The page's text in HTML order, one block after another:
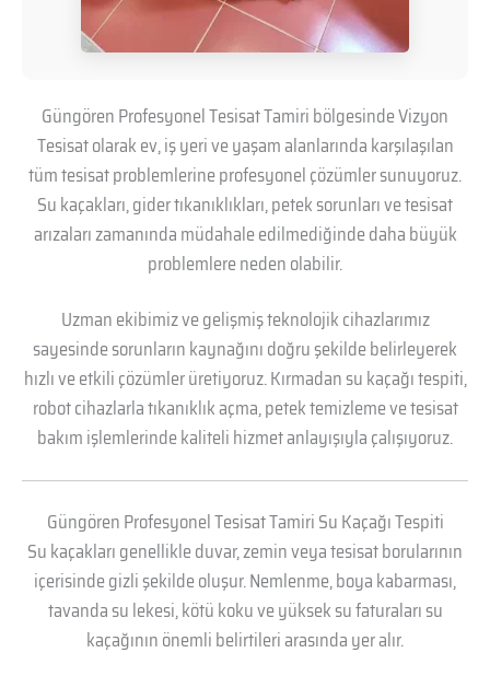
Güngören Profesyonel Tesisat Tamiri bölgesinde Vizyon
Tesisat olarak ev, iş yeri ve yaşam alanlarında karşılaşılan
tüm tesisat problemlerine profesyonel çözümler sunuyoruz.
Su kaçakları, gider tıkanıklıkları, petek sorunları ve tesisat
arızaları zamanında müdahale edilmediğinde daha büyük
problemlere neden olabilir.
Uzman ekibimiz ve gelişmiş teknolojik cihazlarımız
sayesinde sorunların kaynağını doğru şekilde belirleyerek
hızlı ve etkili çözümler üretiyoruz. Kırmadan su kaçağı tespiti,
robot cihazlarla tıkanıklık açma, petek temizleme ve tesisat
bakım işlemlerinde kaliteli hizmet anlayışıyla çalışıyoruz.
Güngören Profesyonel Tesisat Tamiri Su Kaçağı Tespiti
Su kaçakları genellikle duvar, zemin veya tesisat borularının
içerisinde gizli şekilde oluşur. Nemlenme, boya kabarması,
tavanda su lekesi, kötü koku ve yüksek su faturaları su
kaçağının önemli belirtileri arasında yer alır.